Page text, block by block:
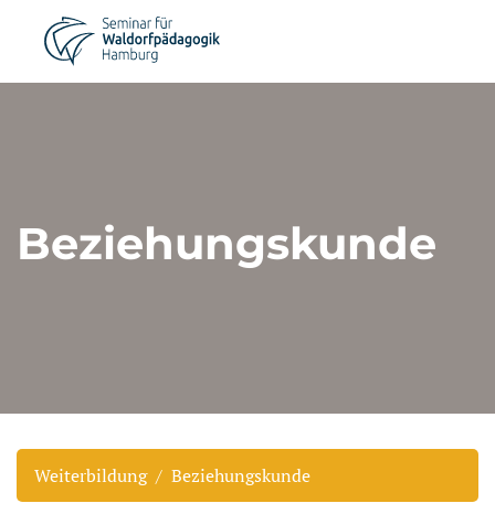
Beziehungskunde
Weiterbildung Beziehungskunde